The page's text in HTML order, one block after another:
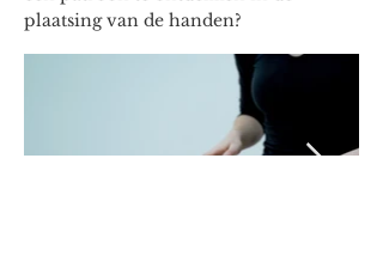
plaatsing van de handen?